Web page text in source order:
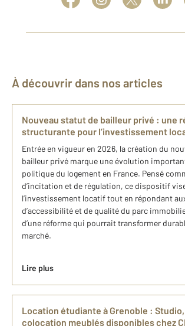
À découvrir dans nos articles
Nouveau statut de bailleur privé : une
structurante pour l’investissement
Entrée en vigueur en 2026, la création du
bailleur privé marque une évolution
politique du logement en France. Pensé
d’incitation et de régulation, ce dispositif
l’investissement locatif tout en répondant
d’accessibilité et de qualité du parc
d’une réforme qui pourrait transformer
marché.
Lire plus
Location étudiante à Grenoble :
colocation meublés disponibles chez